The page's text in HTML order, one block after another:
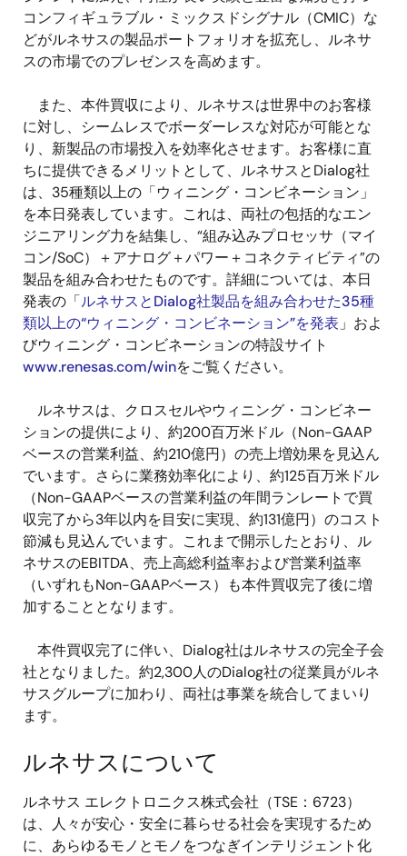
コンフィギュラブル・ミックスドシグナル（CMIC）な
どがルネサスの製品ポートフォリオを拡充し、ルネサ
スの市場でのプレゼンスを高めます。
また、本件買収により、ルネサスは世界中のお客様
に対し、シームレスでボーダーレスな対応が可能とな
り、新製品の市場投入を効率化させます。お客様に直
ちに提供できるメリットとして、ルネサスとDialog社
は、35種類以上の「ウィニング・コンビネーション」
を本日発表しています。これは、両社の包括的なエン
ジニアリング力を結集し、“組み込みプロセッサ（マイ
コン/SoC）＋アナログ＋パワー＋コネクティビティ”の
製品を組み合わせたものです。詳細については、本日
発表の「ルネサスとDialog社製品を組み合わせた35種
類以上の“ウィニング・コンビネーション”を発表 」およ
びウィニング・コンビネーションの特設サイト
www.renesas.com/winをご覧ください。
ルネサスは、クロスセルやウィニング・コンビネー
ションの提供により、約200百万米ドル（Non-GAAP
ベースの営業利益、約210億円）の売上増効果を見込ん
でいます。さらに業務効率化により、約125百万米ドル
（Non-GAAPベースの営業利益の年間ランレートで買
収完了から3年以内を目安に実現、約131億円）のコスト
節減も見込んでいます。これまで開示したとおり、ル
ネサスのEBITDA、売上高総利益率および営業利益率
（いずれもNon-GAAPベース）も本件買収完了後に増
加することとなります。
本件買収完了に伴い、Dialog社はルネサスの完全子会
社となりました。約2,300人のDialog社の従業員がルネ
サスグループに加わり、両社は事業を統合してまいり
ます。
ルネサスについて
ルネサス エレクトロニクス株式会社（TSE：6723）
は、人々が安心・安全に暮らせる社会を実現するため
に、あらゆるモノとモノをつなぎインテリジェント化